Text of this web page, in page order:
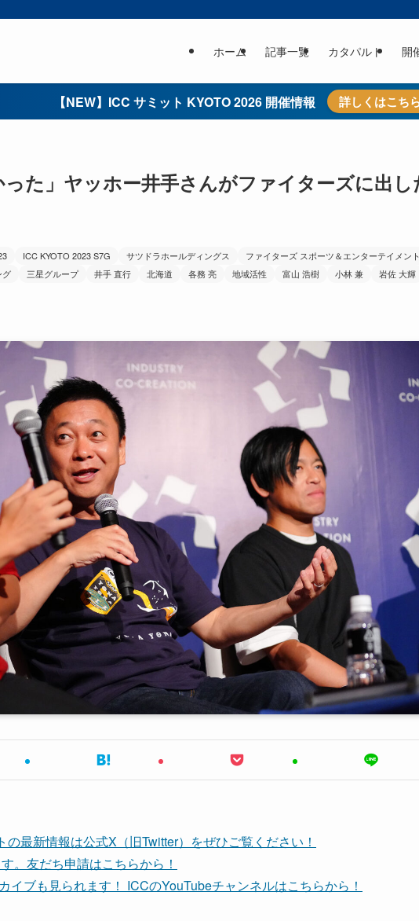
ホーム 記事一覧 カタパルト 開
【NEW】ICC サミット KYOTO 2026 開催情報 詳しくはこち
た」ヤッホー井手さんがファイターズに出し
ICC KYOTO 2023 S7G サツドラホールディングス
ファイターズ スポーツ＆エンターテイメン
グ 三星グループ 井手 直行 北海道 各務 亮 地域活性 富山 浩樹 小林 兼
岩佐 大輝
最新情報は公式X（旧Twitter）をぜひご覧ください！
。友だち申請はこちらから！
イブも見られます！ ICCのYouTubeチャンネルはこちらから！